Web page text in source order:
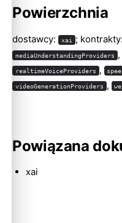
Powierzchnia
dostawcy: xai ; kontrakty:
mediaUnderstandingProviders ,
realtimeVoiceProviders ,
videoGenerationProviders ,
Powiązana
xai
Molty